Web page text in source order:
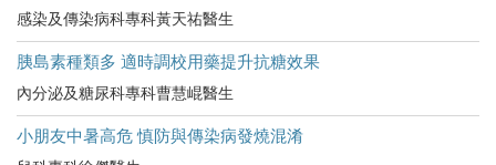
感染及傳染病科專科黃天祐醫生
胰島素種類多 適時調校用藥提升抗糖效果
內分泌及糖尿科專科曹慧崐醫生
小朋友中暑高危​ 慎防與傳染病發燒混淆